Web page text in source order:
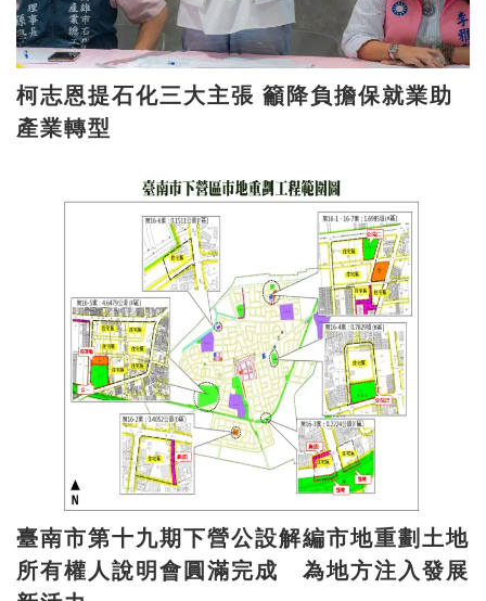
柯志恩提石化三大主張 籲降負擔保就業助
產業轉型
臺南市第十九期下營公設解編市地重劃土地
所有權人說明會圓滿完成 為地方注入發展